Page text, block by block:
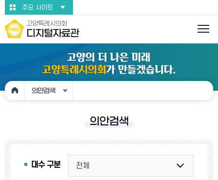
본문바로가기주요 사이트
고양특례시의회
디지털자료관
의안검색
의안검색
대수 구분